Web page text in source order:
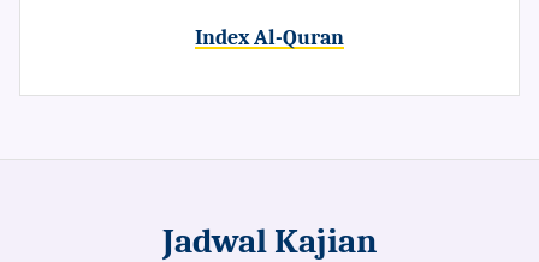
Index Al-Quran
Jadwal Kajian